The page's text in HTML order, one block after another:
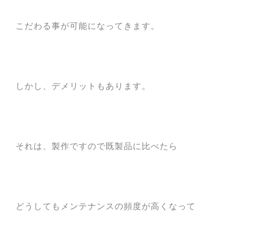
こだわる事が可能になってきます。
しかし、デメリットもあります。
それは、製作ですので既製品に比べたら
どうしてもメンテナンスの頻度が高くなって